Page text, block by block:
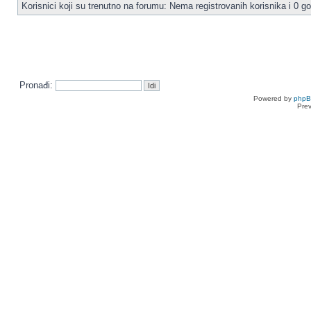
Korisnici koji su trenutno na forumu: Nema registrovanih korisnika i 0
Pronađi:
Powered by